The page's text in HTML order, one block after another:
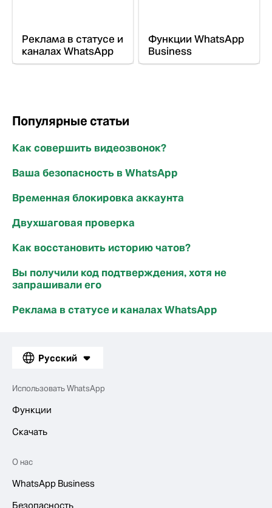
Реклама в статусе и
каналах WhatsApp
Функции WhatsApp
Business
Популярные статьи
Как совершить видеозвонок?
Ваша безопасность в WhatsApp
Временная блокировка аккаунта
Двухшаговая проверка
Как восстановить историю чатов?
Вы получили код подтверждения, хотя не
запрашивали его
Реклама в статусе и каналах WhatsApp
Русский
Использовать WhatsApp
Функции
Скачать
О нас
WhatsApp Business
Безопасность